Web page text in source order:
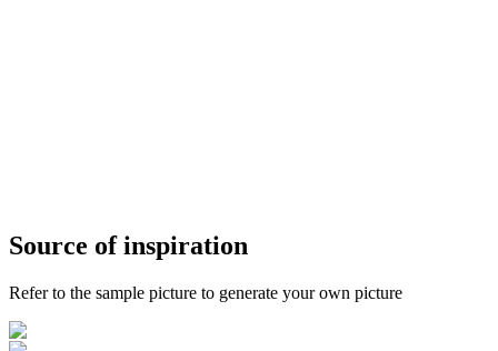
Source of inspiration
Refer to the sample picture to generate your own picture